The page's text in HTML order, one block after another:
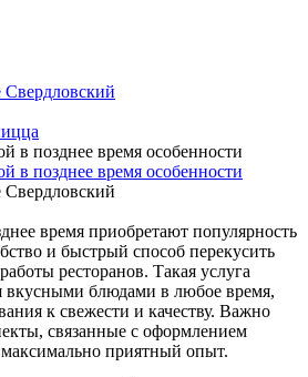
Свердловский
в позднее время особенности
Свердловский
время приобретают популярность
и быстрый способ перекусить
ресторанов. Такая услуга
вкусными блюдами в любое время,
к свежести и качеству. Важно
связанные с оформлением
максимально приятный опыт.